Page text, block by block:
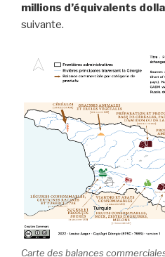
millions d’équivalents
suivante.
Carte des balances